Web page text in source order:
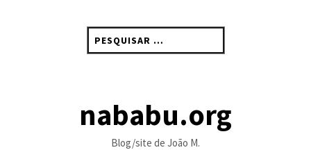
por:
nababu.org
Blog/site de João M.